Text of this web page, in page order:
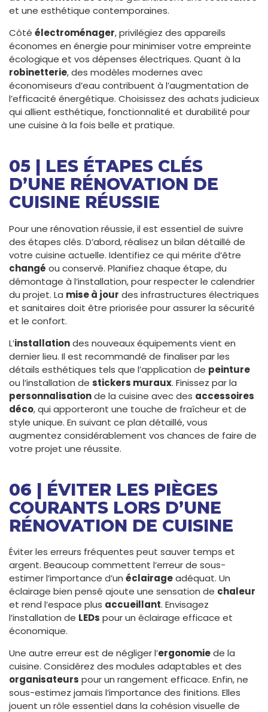
et une esthétique contemporaines.
Côté électroménager, privilégiez des appareils
économes en énergie pour minimiser votre empreinte
écologique et vos dépenses électriques. Quant à la
robinetterie, des modèles modernes avec
économiseurs d’eau contribuent à l’augmentation de
l’efficacité énergétique. Choisissez des achats judicieux
qui allient esthétique, fonctionnalité et durabilité pour
une cuisine à la fois belle et pratique.
05 | LES ÉTAPES CLÉS
D’UNE RÉNOVATION DE
CUISINE RÉUSSIE
Pour une rénovation réussie, il est essentiel de suivre
des étapes clés. D’abord, réalisez un bilan détaillé de
votre cuisine actuelle. Identifiez ce qui mérite d’être
changé ou conservé. Planifiez chaque étape, du
démontage à l’installation, pour respecter le calendrier
du projet. La mise à jour des infrastructures électriques
et sanitaires doit être priorisée pour assurer la sécurité
et le confort.
L’installationdes nouveaux équipements vient en
dernier lieu. Il est recommandé de finaliser par les
détails esthétiques tels que l’application de peinture
ou l’installation de stickers muraux. Finissez par la
personnalisationde la cuisine avec des accessoires
déco, qui apporteront une touche de fraîcheur et de
style unique. En suivant ce plan détaillé, vous
augmentez considérablement vos chances de faire de
votre projet une réussite.
06 | ÉVITER LES PIÈGES
COURANTS LORS D’UNE
RÉNOVATION DE CUISINE
Éviter les erreurs fréquentes peut sauver temps et
argent. Beaucoup commettent l’erreur de sous-
estimer l’importance d’un éclairageadéquat. Un
éclairage bien pensé ajoute une sensation de chaleur
et rend l’espace plus accueillant. Envisagez
l’installation de LEDs pour un éclairage efficace et
économique.
Une autre erreur est de négliger l’ergonomiede la
cuisine. Considérez des modules adaptables et des
organisateurs pour un rangement efficace. Enfin, ne
sous-estimez jamais l’importance des finitions. Elles
jouent un rôle essentiel dans la cohésion visuelle de